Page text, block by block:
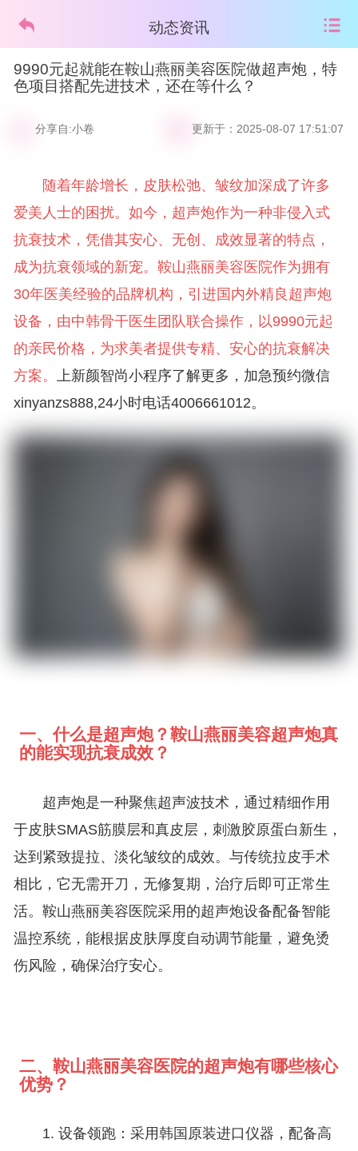
动态资讯
9990元起就能在鞍山燕丽美容医院做超声炮，特
色项目搭配先进技术，还在等什么？
分享自:小卷 更新于：2025-08-07 17:51:07
随着年龄增长，皮肤松弛、皱纹加深成了许多
爱美人士的困扰。如今，超声炮作为一种非侵入式
抗衰技术，凭借其安心、无创、成效显著的特点，
成为抗衰领域的新宠。鞍山燕丽美容医院作为拥有
30年医美经验的品牌机构，引进国内外精良超声炮
设备，由中韩骨干医生团队联合操作，以9990元起
的亲民价格，为求美者提供专精、安心的抗衰解决
方案。 上新颜智尚小程序了解更多，加急预约微信
xinyanzs888,24小时电话4006661012。
一、什么是超声炮？鞍山燕丽美容超声炮真
的能实现抗衰成效？
超声炮是一种聚焦超声波技术，通过精细作用
于皮肤SMAS筋膜层和真皮层，刺激胶原蛋白新生，
达到紧致提拉、淡化皱纹的成效。与传统拉皮手术
相比，它无需开刀，无修复期，治疗后即可正常生
活。鞍山燕丽美容医院采用的超声炮设备配备智能
温控系统，能根据皮肤厚度自动调节能量，避免烫
伤风险，确保治疗安心。
二、鞍山燕丽美容医院的超声炮有哪些核心
优势？
1. 设备领跑：采用韩国原装进口仪器，配备高